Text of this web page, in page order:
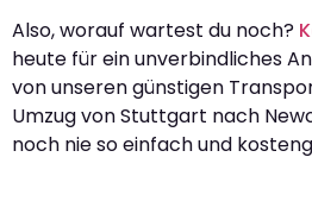
Also, worauf wartest du noch?
heute für ein unverbindliches
von unseren günstigen
Umzug von Stuttgart nach
noch nie so einfach und